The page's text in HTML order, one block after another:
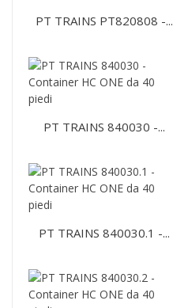
PT TRAINS PT820808 -...
PT TRAINS 840030 -...
PT TRAINS 840030.1 -...